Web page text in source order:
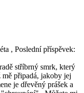
, Poslední příspěvek:
stříbrný smrk, který
mě připadá, jakoby jej
je dřevěný prášek a